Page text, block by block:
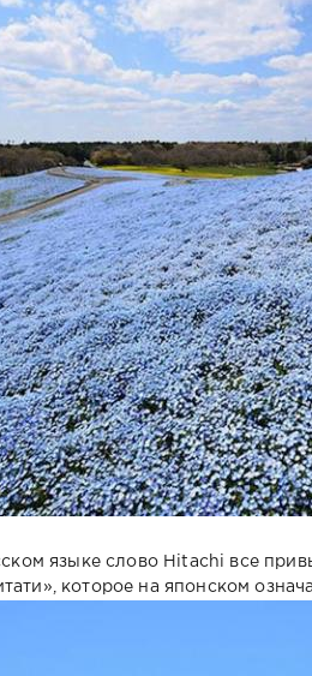
языке слово Hitachi все
которое на японском